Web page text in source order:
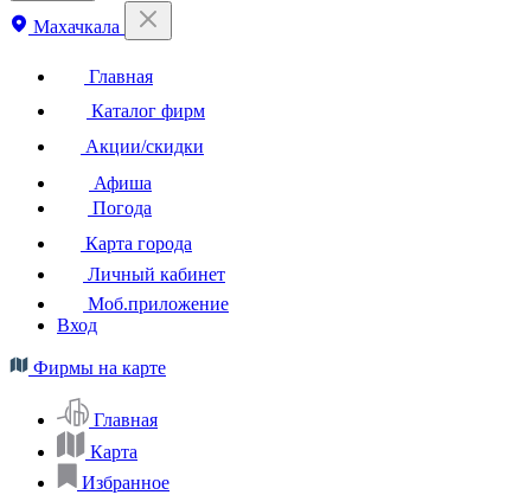
Махачкала
Главная
Каталог фирм
Акции/скидки
Афиша
Погода
Карта города
Личный кабинет
Моб.приложение
Вход
Фирмы на карте
Главная
Карта
Избранное